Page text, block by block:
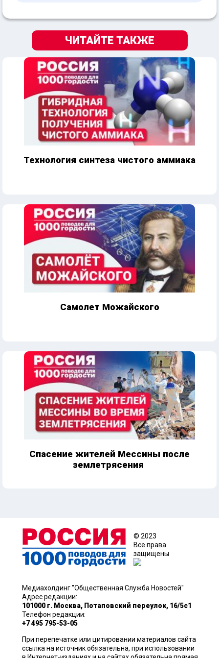
ЧИТАЙТЕ ТАКЖЕ
Технология синтеза чистого аммиака
Самолет Можайского
Спасение жителей Мессины после
землетрясения
© 2023
Все права
защищены
Медиахолдинг "Общественная Служба Новостей"
Адрес редакции:
101000 г. Москва, Потаповский переулок, 16/5с1
Телефон редакции:
+7 495 795-53-05
При перепечатке или цитировании материалов сайта
ссылка на источник обязательна, при использовании